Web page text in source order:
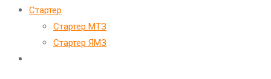
Стартер
Стартер МТЗ
Стартер ЯМЗ